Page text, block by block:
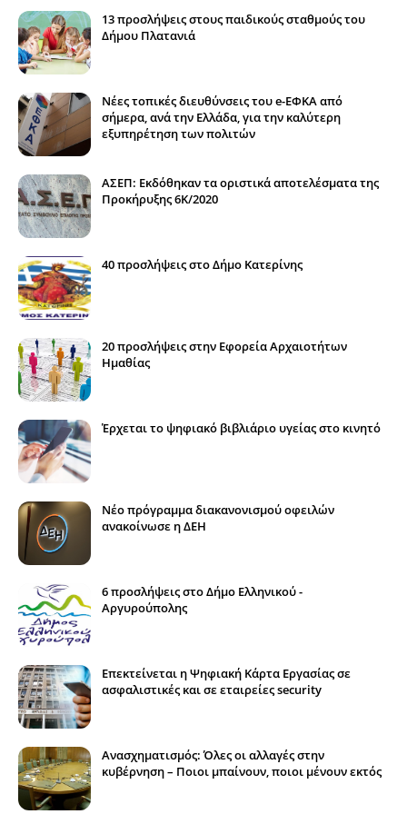
13 προσλήψεις στους παιδικούς σταθμούς του
Δήμου Πλατανιά
Νέες τοπικές διευθύνσεις του e-ΕΦΚΑ από
σήμερα, ανά την Ελλάδα, για την καλύτερη
εξυπηρέτηση των πολιτών
ΑΣΕΠ: Εκδόθηκαν τα οριστικά αποτελέσματα της
Προκήρυξης 6Κ/2020
40 προσλήψεις στο Δήμο Κατερίνης
20 προσλήψεις στην Εφορεία Αρχαιοτήτων
Ημαθίας
Έρχεται το ψηφιακό βιβλιάριο υγείας στο κινητό
Νέο πρόγραμμα διακανονισμού οφειλών
ανακοίνωσε η ΔΕΗ
6 προσλήψεις στο Δήμο Ελληνικού -
Αργυρούπολης
Επεκτείνεται η Ψηφιακή Κάρτα Εργασίας σε
ασφαλιστικές και σε εταιρείες security
Ανασχηματισμός: Όλες οι αλλαγές στην
κυβέρνηση – Ποιοι μπαίνουν, ποιοι μένουν εκτός